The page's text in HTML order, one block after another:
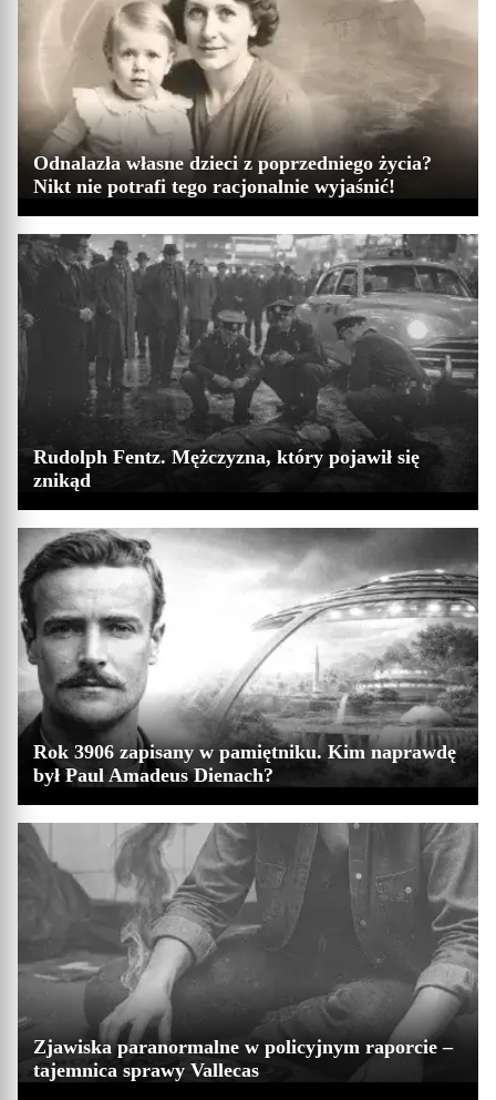
Odnalazła własne dzieci z poprzedniego życia?
Nikt nie potrafi tego racjonalnie wyjaśnić!
Rudolph Fentz. Mężczyzna, który pojawił się
znikąd
Rok 3906 zapisany w pamiętniku. Kim naprawdę
był Paul Amadeus Dienach?
Zjawiska paranormalne w policyjnym raporcie –
tajemnica sprawy Vallecas